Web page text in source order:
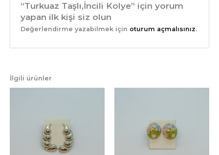
“Turkuaz Taşlı,İncili Kolye” için yorum
yapan ilk kişi siz olun
Değerlendirme yazabilmek için oturum açmalısınız.
İlgili ürünler